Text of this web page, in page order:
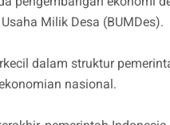
Milik Desa (BUMDes).
dalam struktur
nasional.